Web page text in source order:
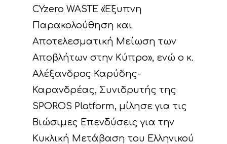
CYzero WASTE «Έξυπνη
Παρακολούθηση και
Αποτελεσματική Μείωση των
Αποβλήτων στην Κύπρο», ενώ ο κ.
Αλέξανδρος Καρύδης-
Καρανδρέας, Συνιδρυτής της
SPOROS Platform, μίλησε για τις
Βιώσιμες Επενδύσεις για την
Κυκλική Μετάβαση του Ελληνικού